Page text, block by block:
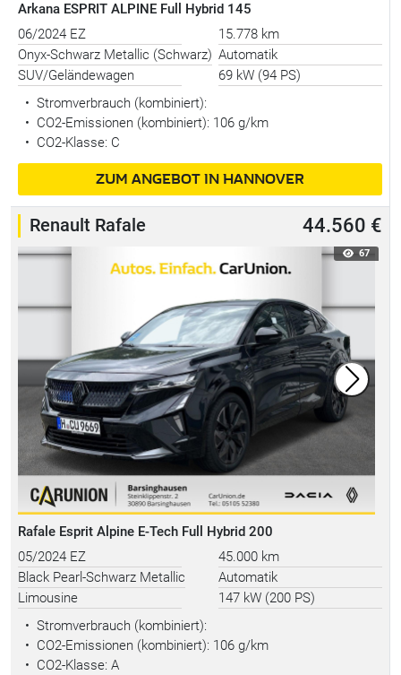
Arkana ESPRIT ALPINE Full Hybrid 145
06/2024 EZ
15.778 km
Onyx-Schwarz Metallic (Schwarz) Automatik
SUV/Geländewagen
69 kW (94 PS)
• Stromverbrauch (kombiniert):
• CO2-Emissionen (kombiniert): 106 g/km
• CO2-Klasse: C
ZUM ANGEBOT IN HANNOVER
Renault Rafale 44.560 €
67
Rafale Esprit Alpine E-Tech Full Hybrid 200
05/2024 EZ
45.000 km
Black Pearl-Schwarz Metallic
Automatik
Limousine
147 kW (200 PS)
• Stromverbrauch (kombiniert):
• CO2-Emissionen (kombiniert): 106 g/km
• CO2-Klasse: A